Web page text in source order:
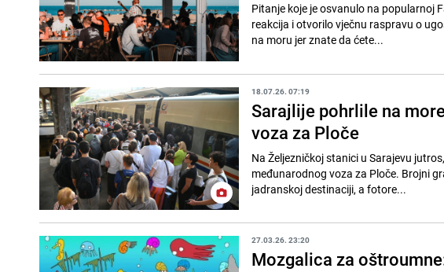
Pitanje koje je osvanulo na popularnoj
reakcija i otvorilo vječnu raspravu o
na moru jer znate da ćete...
18.07.26. 07:19
Sarajlije pohrlile na
voza za Ploče
Na Željezničkoj stanici u Sarajevu
međunarodnog voza za Ploče. Brojni
jadranskoj destinaciji, a fotore...
27.03.26. 23:20
Mozgalica za